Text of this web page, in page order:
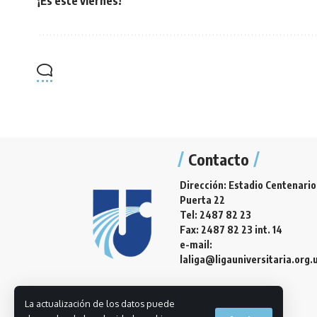
La actualización de los datos puede
Contacto
Dirección: Estadio Centenario
Puerta 22
Tel: 2487 82 23
Fax: 2487 82 23 int. 14
e-mail: